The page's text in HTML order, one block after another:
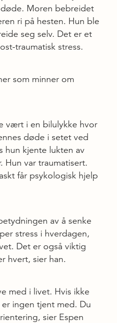
Moren bebreidet
ri på hesten. Hun ble
seg selv. Det er et
traumatisk stress.
som minner om
vært i en bilulykke hvor
døde i setet ved
hun kjente lukten av
Hun var traumatisert.
får psykologisk hjelp
av å senke
stress i hverdagen,
Det er også viktig
hvert, sier han.
med i livet. Hvis ikke
ingen tjent med. Du
sier Espen